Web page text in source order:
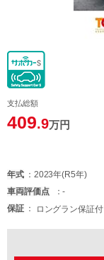
支払総額
409.9万円
年式 2023年(R5年)
車両評価点 -
保証
ロングラン保証付